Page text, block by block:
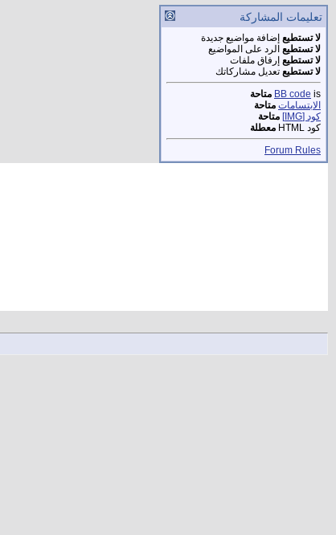
تعليمات المشاركة
لا تستطيع إضافة مواضيع جديدة
لا تستطيع الرد على المواضيع
لا تستطيع إرفاق ملفات
لا تستطيع تعديل مشاركاتك
BB code is
متاحة
الابتسامات متاحة
كود [IMG]
متاحة
كود HTML
معطلة
Forum Rules